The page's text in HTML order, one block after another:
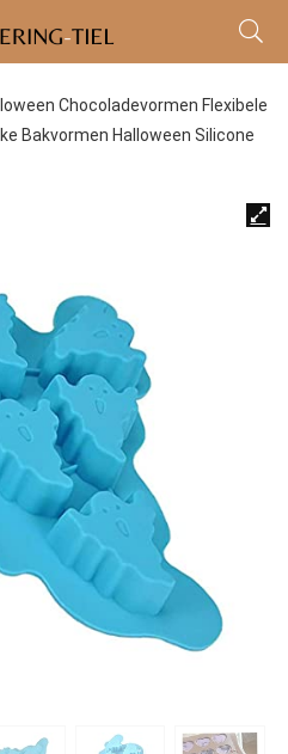
Chocoladevormen Flexibele
Bakvormen Halloween Silicone